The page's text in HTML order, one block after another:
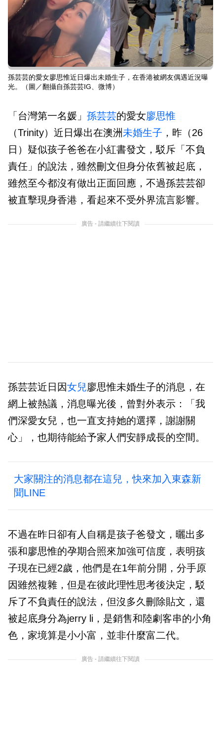
孫芸芸的愛女廖思惟近日爆出未婚生子，在香港被網友偶遇近況曝
光。（圖／翻攝自孫芸芸IG、微博）
「台灣第一名媛」 孫芸芸的愛女廖思惟
（Trinity）近日爆出在澳洲未婚生子 ，昨（26
日）疑似孩子爸爸在小紅書發文，駁斥「不負
責任」的說法，雖然刪文但身分依舊被起底，
雖然至今都沒有做出正面回應，不過孫芸芸卻
被直擊現身香港，看起來不受外界流言影響。
廣告 - 請繼續往下閱讀
孫芸芸近日因女兒廖思惟未婚生子的消息，在
網上被熱議，消息曝光後，曾對外表示：「我
們深愛女兒，也一直支持她的選擇，謝謝關
心」，也期待能給予家人們安靜成長的空間。
大家關注的消息都在這兒，快來加入東森新
聞LINE
不過在昨日卻有人自稱是孩子爸發文，曬出多
張和廖思惟的孕期合照來加強可信度，表明孩
子現在已經2歲，他們是在1年前分開，分手原
因雖然複雜，但是在彼此理性思考後決定，駁
斥了不負責任的說法，但沒多久刪除貼文，還
被起底身分為jerry li，是銷售和陸劇客串的小角
色，家境算是小小富，並非什麼富二代。
廣告 - 請繼續往下閱讀